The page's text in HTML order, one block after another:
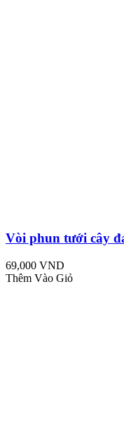
Vòi phun tưới cây
69,000 VND
Thêm Vào Giỏ